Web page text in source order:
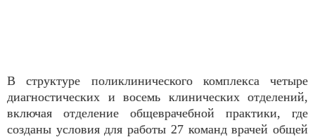
В структуре поликлинического комплекса четыре
диагностических и восемь клинических отделений,
включая отделение общеврачебной практики, где
созданы условия для работы 27 команд врачей общей